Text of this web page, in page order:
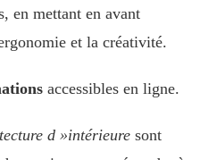
en mettant en avant
et la créativité.
accessibles en ligne.
d »intérieure sont